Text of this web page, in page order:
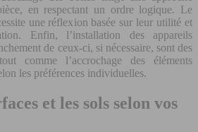
en respectant un ordre logique. Le
une réflexion basée sur leur utilité et
Enfin, l’installation des appareils
de ceux-ci, si nécessaire, sont des
comme l’accrochage des éléments
les préférences individuelles.
et les sols selon vos